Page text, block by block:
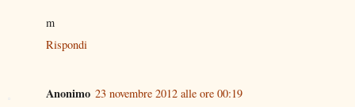
m
Rispondi
Anonimo 23 novembre 2012 alle ore 00:19